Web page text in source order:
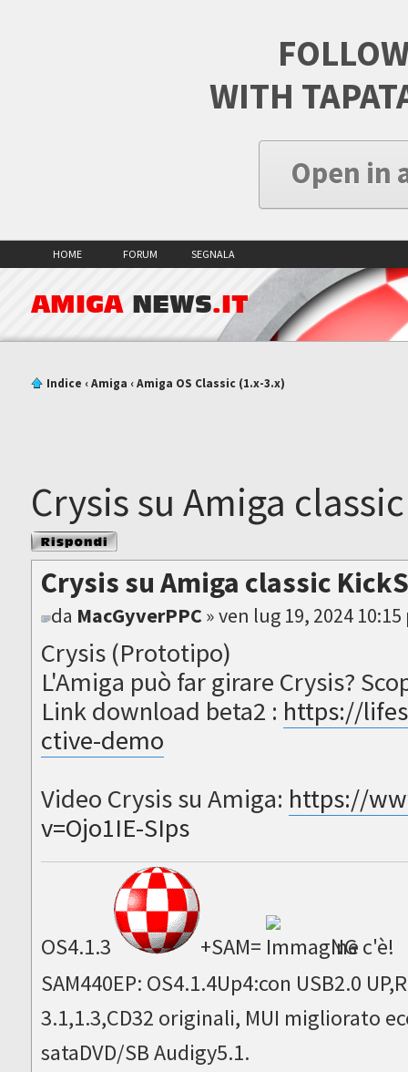
WITH
Open in
HOME FORUM SEGNALA
AMIGA NEWS.IT
Indice ‹Amiga ‹Amiga OS Classic (1.x-3.x)
Crysis su Amiga
Rispondi al
messaggio
Crysis su Amiga classic
da MacGyverPPC » ven lug 19, 2024
Crysis (Prototipo)
L'Amiga può far girare Crysis?
Link download beta2 : https://
ctive-demo
Video Crysis su Amiga: https://
v=Ojo1IE-SIps
OS4.1.3 +SAM=
NG c'è!
SAM440EP: OS4.1.4Up4:con USB2.0
3.1,1.3,CD32 originali, MUI migliorato
sataDVD/SB Audigy5.1.